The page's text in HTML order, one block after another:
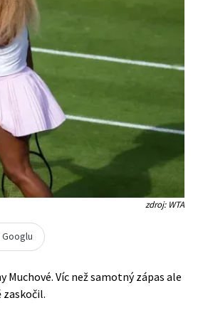
zdroj: WTA
Víc než samotný zápas ale